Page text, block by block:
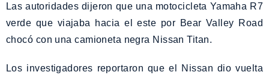
Las autoridades dijeron que una motocicleta Yamaha R7
verde que viajaba hacia el este por Bear Valley Road
chocó con una camioneta negra Nissan Titan.
Los investigadores reportaron que el Nissan dio vuelta